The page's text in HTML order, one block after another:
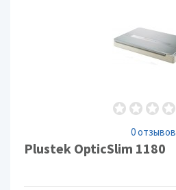
0 отзывов
Plustek OpticSlim 1180